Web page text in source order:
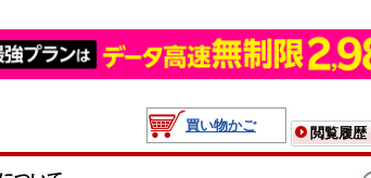
買い物かご
閲覧履歴